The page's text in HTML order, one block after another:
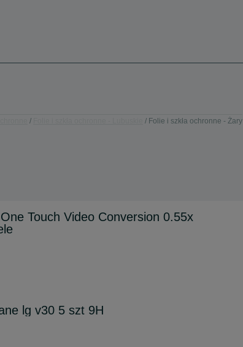
Folie i szkła ochronne - Żary
Touch Video Conversion 0.55x
lg v30 5 szt 9H